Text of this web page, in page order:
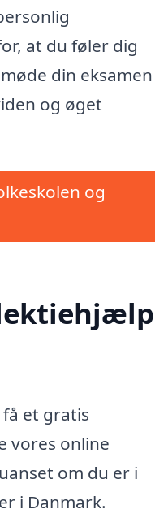
at du føler dig
din eksamen
og øget
og
et gratis
vores online
om du er i
i Danmark.